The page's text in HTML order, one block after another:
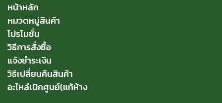
หน้าหลัก
หมวดหมู่สินค้า
โปรโมชั่น
วิธีการสั่งซื้อ
แจ้งชำระเงิน
วิธีเปลี่ยนคืนสินค้า
อะไหล่เบิกศูนย์(แท้ห้าง